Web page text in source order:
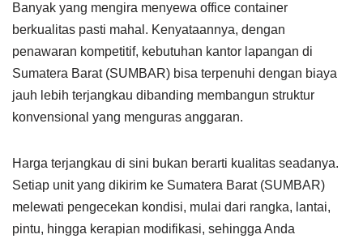
Banyak yang mengira menyewa office container
berkualitas pasti mahal. Kenyataannya, dengan
penawaran kompetitif, kebutuhan kantor lapangan di
Sumatera Barat (SUMBAR) bisa terpenuhi dengan biaya
jauh lebih terjangkau dibanding membangun struktur
konvensional yang menguras anggaran.
Harga terjangkau di sini bukan berarti kualitas seadanya.
Setiap unit yang dikirim ke Sumatera Barat (SUMBAR)
melewati pengecekan kondisi, mulai dari rangka, lantai,
pintu, hingga kerapian modifikasi, sehingga Anda